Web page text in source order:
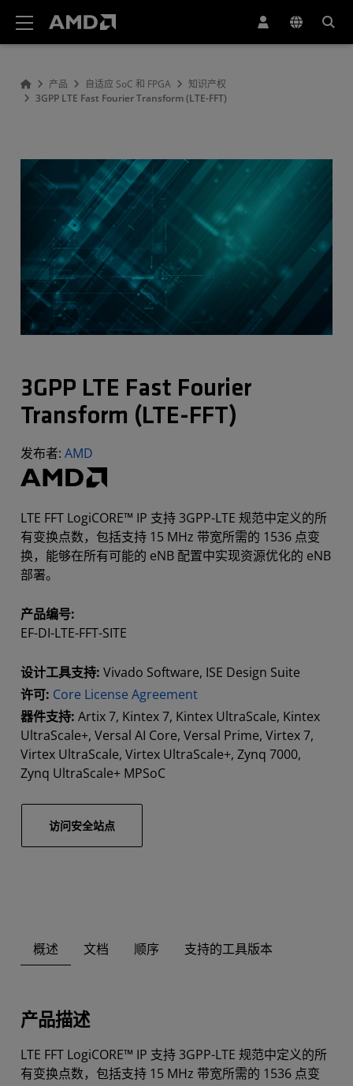
产品 自适应 SoC 和 FPGA
知识产权
3GPP LTE Fast Fourier Transform (LTE-FFT)
3GPP LTE Fast Fourier
Transform (LTE-FFT)
发布者: AMD
LTE FFT LogiCORE™ IP 支持 3GPP-LTE 规范中定义的所
有变换点数，包括支持 15 MHz 带宽所需的 1536 点变
换，能够在所有可能的 eNB 配置中实现资源优化的 eNB
部署。
产品编号:
EF-DI-LTE-FFT-SITE
设计工具支持: Vivado Software, ISE Design Suite
许可: Core License Agreement
器件支持: Artix 7, Kintex 7, Kintex UltraScale, Kintex
UltraScale+, Versal AI Core, Versal Prime, Virtex 7,
Virtex UltraScale, Virtex UltraScale+, Zynq 7000,
Zynq UltraScale+ MPSoC
访问安全站点
概述 文档 顺序 支持的工具版本
产品描述
LTE FFT LogiCORE™ IP 支持 3GPP-LTE 规范中定义的所
有变换点数，包括支持 15 MHz 带宽所需的 1536 点变